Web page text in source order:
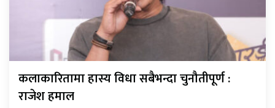
कलाकारितामा हास्य विधा सबैभन्दा चुनौतीपूर्ण :
राजेश हमाल